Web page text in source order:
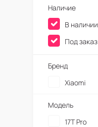
Наличие
В наличии
Под заказ
Бренд
Xiaomi
Модель
17T Pro